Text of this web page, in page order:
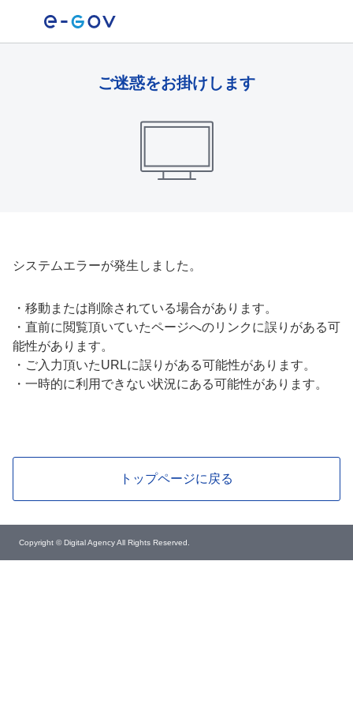
ご迷惑をお掛けします
システムエラーが発生しました。
・ 移動または削除されている場合があります。
・ 直前に閲覧頂いていたページへのリンクに誤りがある可
能性があります。
・ ご入力頂いたURLに誤りがある可能性があります。
・ 一時的に利用できない状況にある可能性があります。
トップページに戻る
Copyright © Digital Agency All Rights Reserved.